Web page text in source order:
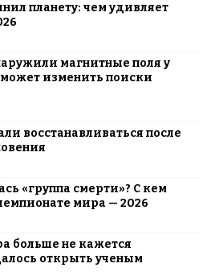
планету: чем удивляет
магнитные поля у
изменить поиски
восстанавливаться после
«группа смерти»? С кем
мира — 2026
больше не кажется
открыть ученым